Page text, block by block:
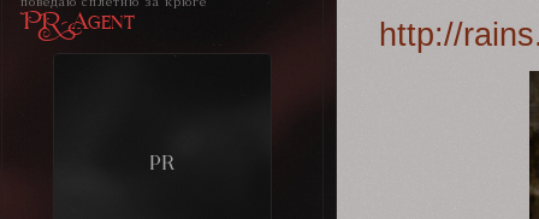
PR-Agent http://